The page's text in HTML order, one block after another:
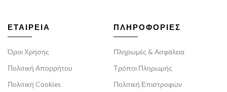
ΕΤΑΙΡΕΙΑ
Όροι Χρήσης
Πολιτική Απορρήτου
Πολιτική Cookies
ΠΛΗΡΟΦΟΡΙΕΣ
Πληρωμές & Ασφάλεια
Τρόποι Πληρωμής
Πολιτική Επιστροφών